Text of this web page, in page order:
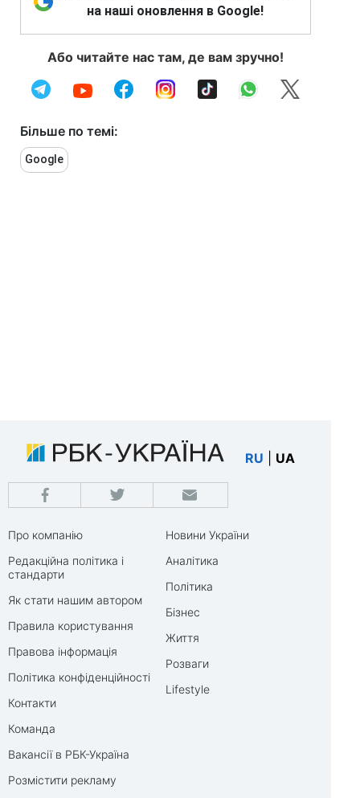
на наші оновлення в Google!
Або читайте нас там, де вам зручно!
Більше по темі:
Google
RU UA
Про компанію
Редакційна політика і
стандарти
Як стати нашим автором
Правила користування
Правова інформація
Політика конфіденційності
Контакти
Команда
Вакансії в РБК-Україна
Розмістити рекламу
Новини України
Аналітика
Політика
Бізнес
Життя
Розваги
Lifestyle